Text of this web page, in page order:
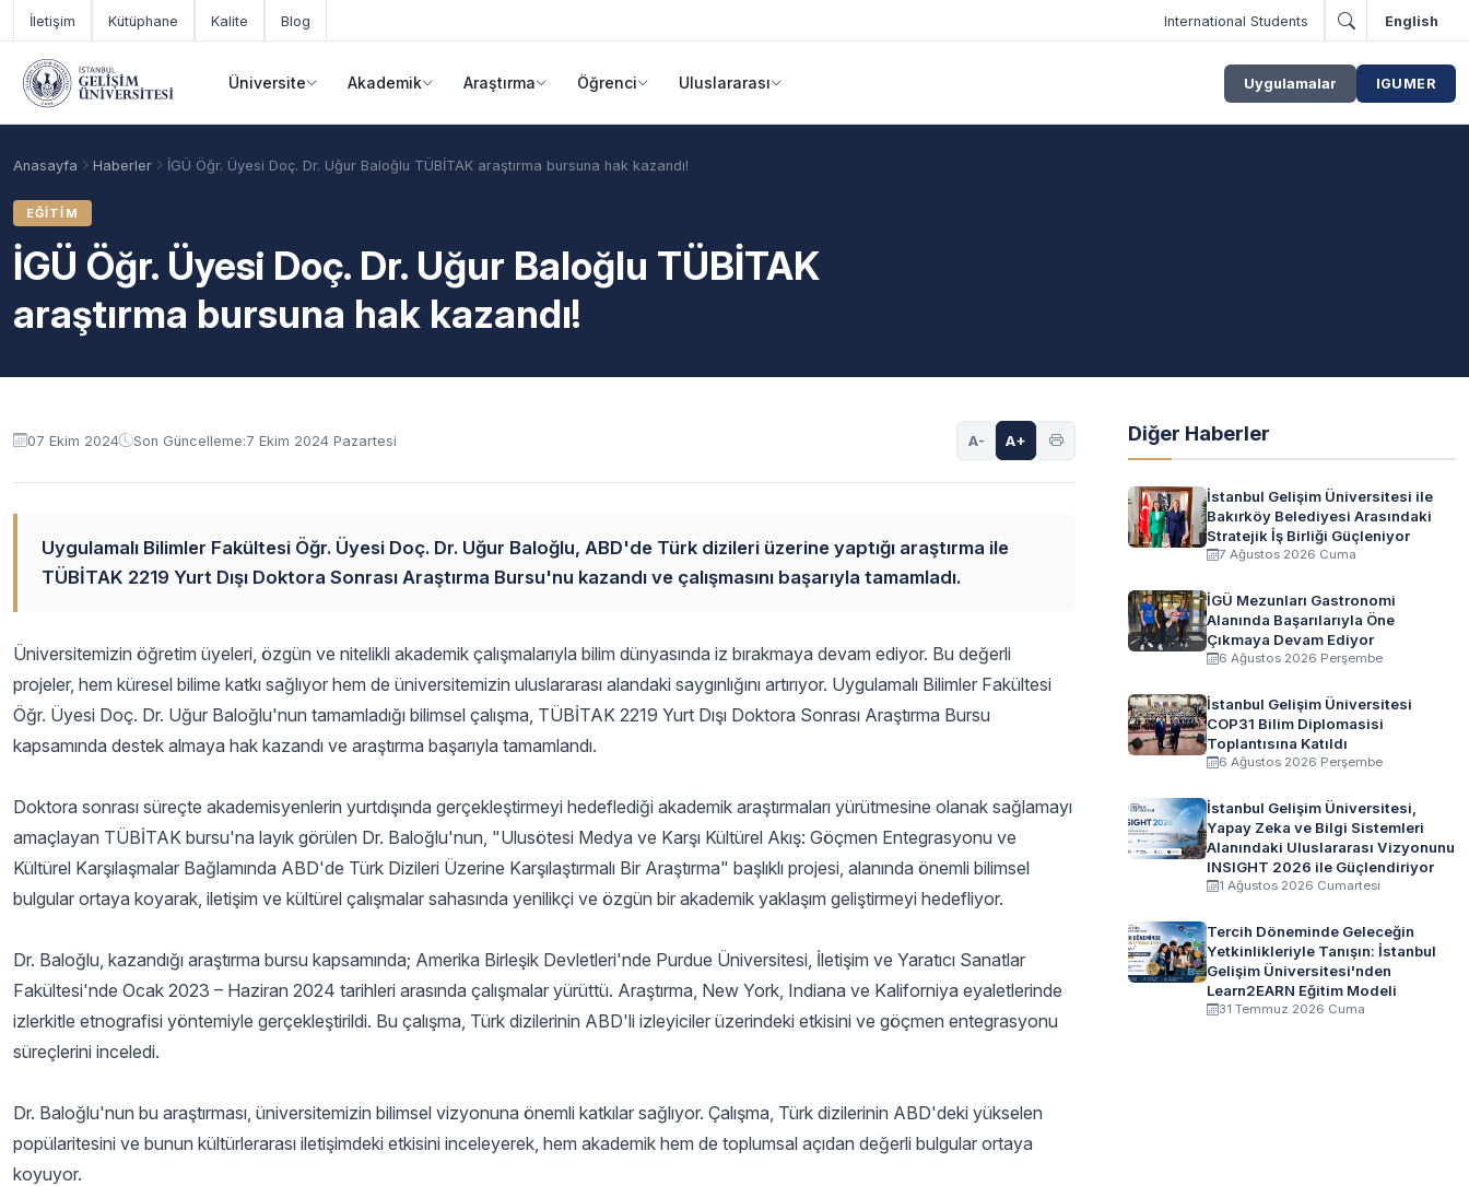
Ana içeriğe geç
İletişim Kütüphane Kalite Blog International Students English
Üniversite Akademik Araştırma Öğrenci Uluslararası Uygulamalar IGUMER
Anasayfa Haberler İGÜ Öğr. Üyesi Doç. Dr. Uğur Baloğlu TÜBİTAK araştırma bursuna hak kazandı!
EĞITIM
İGÜ Öğr. Üyesi Doç. Dr. Uğur Baloğlu TÜBİTAK
araştırma bursuna hak kazandı!
07 Ekim 2024 Son Güncelleme:7 Ekim 2024 Pazartesi A- A+
Uygulamalı Bilimler Fakültesi Öğr. Üyesi Doç. Dr. Uğur Baloğlu, ABD'de Türk dizileri üzerine yaptığı araştırma ile
TÜBİTAK 2219 Yurt Dışı Doktora Sonrası Araştırma Bursu'nu kazandı ve çalışmasını başarıyla tamamladı.
Üniversitemizin öğretim üyeleri, özgün ve nitelikli akademik çalışmalarıyla bilim dünyasında iz bırakmaya devam ediyor. Bu değerli
projeler, hem küresel bilime katkı sağlıyor hem de üniversitemizin uluslararası alandaki saygınlığını artırıyor. Uygulamalı Bilimler Fakültesi
Öğr. Üyesi Doç. Dr. Uğur Baloğlu'nun tamamladığı bilimsel çalışma, TÜBİTAK 2219 Yurt Dışı Doktora Sonrası Araştırma Bursu
kapsamında destek almaya hak kazandı ve araştırma başarıyla tamamlandı.
Doktora sonrası süreçte akademisyenlerin yurtdışında gerçekleştirmeyi hedeflediği akademik araştırmaları yürütmesine olanak sağlamayı
amaçlayan TÜBİTAK bursu'na layık görülen Dr. Baloğlu'nun, "Ulusötesi Medya ve Karşı Kültürel Akış: Göçmen Entegrasyonu ve
Kültürel Karşılaşmalar Bağlamında ABD'de Türk Dizileri Üzerine Karşılaştırmalı Bir Araştırma" başlıklı projesi, alanında önemli bilimsel
bulgular ortaya koyarak, iletişim ve kültürel çalışmalar sahasında yenilikçi ve özgün bir akademik yaklaşım geliştirmeyi hedefliyor.
Dr. Baloğlu, kazandığı araştırma bursu kapsamında; Amerika Birleşik Devletleri'nde Purdue Üniversitesi, İletişim ve Yaratıcı Sanatlar
Fakültesi'nde Ocak 2023 – Haziran 2024 tarihleri arasında çalışmalar yürüttü. Araştırma, New York, Indiana ve Kaliforniya eyaletlerinde
izlerkitle etnografisi yöntemiyle gerçekleştirildi. Bu çalışma, Türk dizilerinin ABD'li izleyiciler üzerindeki etkisini ve göçmen entegrasyonu
süreçlerini inceledi.
Dr. Baloğlu'nun bu araştırması, üniversitemizin bilimsel vizyonuna önemli katkılar sağlıyor. Çalışma, Türk dizilerinin ABD'deki yükselen
popülaritesini ve bunun kültürlerarası iletişimdeki etkisini inceleyerek, hem akademik hem de toplumsal açıdan değerli bulgular ortaya
koyuyor.
Diğer Haberler
İstanbul Gelişim Üniversitesi ile
Bakırköy Belediyesi Arasındaki
Stratejik İş Birliği Güçleniyor
7 Ağustos 2026 Cuma
İGÜ Mezunları Gastronomi
Alanında Başarılarıyla Öne
Çıkmaya Devam Ediyor
6 Ağustos 2026 Perşembe
İstanbul Gelişim Üniversitesi
COP31 Bilim Diplomasisi
Toplantısına Katıldı
6 Ağustos 2026 Perşembe
İstanbul Gelişim Üniversitesi,
Yapay Zeka ve Bilgi Sistemleri
Alanındaki Uluslararası Vizyonunu
INSIGHT 2026 ile Güçlendiriyor
1 Ağustos 2026 Cumartesi
Tercih Döneminde Geleceğin
Yetkinlikleriyle Tanışın: İstanbul
Gelişim Üniversitesi'nden
Learn2EARN Eğitim Modeli
31 Temmuz 2026 Cuma